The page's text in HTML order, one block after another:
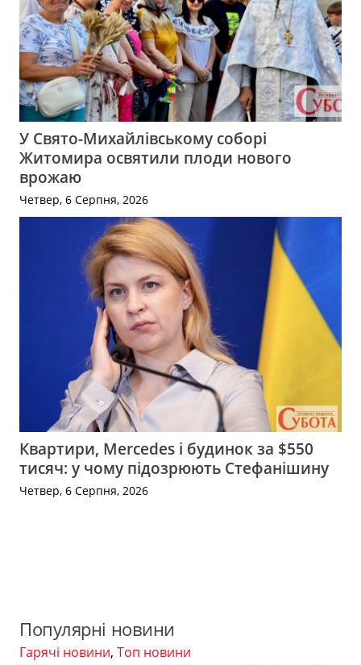
У Свято-Михайлівському соборі
Житомира освятили плоди нового
врожаю
Четвер, 6 Серпня, 2026
Квартири, Mercedes і будинок за $550
тисяч: у чому підозрюють Стефанішину
Четвер, 6 Серпня, 2026
Популярні новини
Гарячі новини, Топ новини